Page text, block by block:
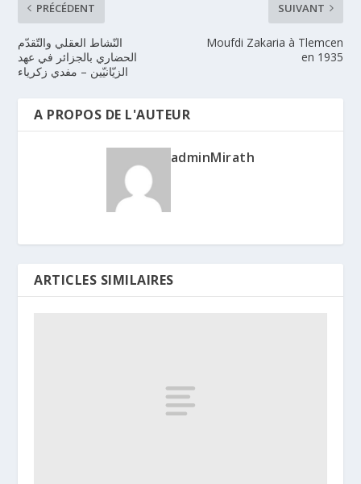
PRÉCÉDENT
النّشاط العقلي والتّقدّم
الحضاري بالجزائر في عهد
الزيّانيّين – مفدي زكرياء
SUIVANT
Moufdi Zakaria à Tlemcen
en 1935
A PROPOS DE L'AUTEUR
adminMirath
ARTICLES SIMILAIRES